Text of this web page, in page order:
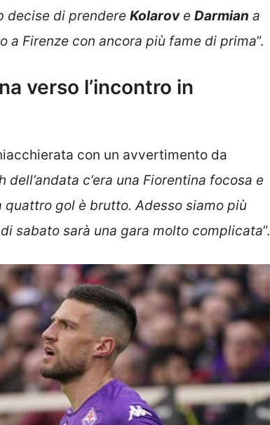
decise di prendere Kolarove Darmian a
a Firenze con ancora più fame di prima”.
verso l’incontro in
con un avvertimento da
dell’andata c’era una Fiorentina focosa e
gol è brutto. Adesso siamo più
sabato sarà una gara molto complicata”.